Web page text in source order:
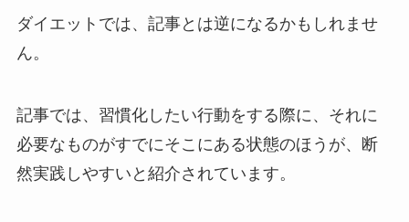
ダイエットでは、記事とは逆になるかもしれませ
ん。
記事では、習慣化したい行動をする際に、それに
必要なものがすでにそこにある状態のほうが、断
然実践しやすいと紹介されています。